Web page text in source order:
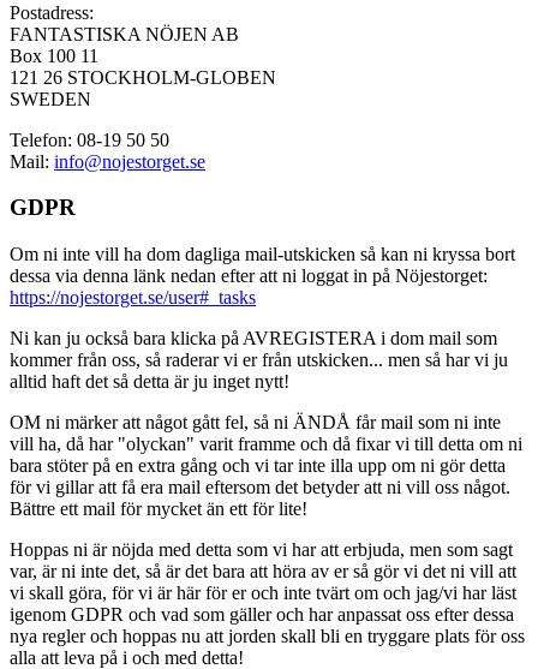
Postadress:
FANTASTISKA NÖJEN AB
Box 100 11
121 26 STOCKHOLM-GLOBEN
SWEDEN
Telefon: 08-19 50 50
Mail: info@nojestorget.se
GDPR
Om ni inte vill ha dom dagliga mail-utskicken så kan ni kryssa bort
dessa via denna länk nedan efter att ni loggat in på Nöjestorget:
https://nojestorget.se/user#_tasks
Ni kan ju också bara klicka på AVREGISTERA i dom mail som
kommer från oss, så raderar vi er från utskicken... men så har vi ju
alltid haft det så detta är ju inget nytt!
OM ni märker att något gått fel, så ni ÄNDÅ får mail som ni inte
vill ha, då har "olyckan" varit framme och då fixar vi till detta om ni
bara stöter på en extra gång och vi tar inte illa upp om ni gör detta
för vi gillar att få era mail eftersom det betyder att ni vill oss något.
Bättre ett mail för mycket än ett för lite!
Hoppas ni är nöjda med detta som vi har att erbjuda, men som sagt
var, är ni inte det, så är det bara att höra av er så gör vi det ni vill att
vi skall göra, för vi är här för er och inte tvärt om och jag/vi har läst
igenom GDPR och vad som gäller och har anpassat oss efter dessa
nya regler och hoppas nu att jorden skall bli en tryggare plats för oss
alla att leva på i och med detta!